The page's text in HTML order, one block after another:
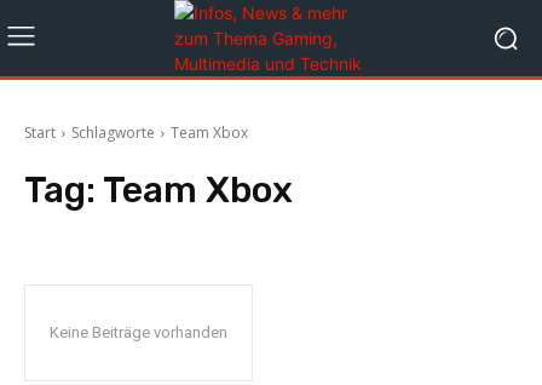
Start Schlagworte Team Xbox
Tag: Team Xbox
Keine Beiträge vorhanden